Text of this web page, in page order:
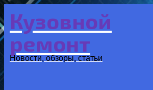
Menu
Кузовной
ремонт
Новости, обзоры, статьи